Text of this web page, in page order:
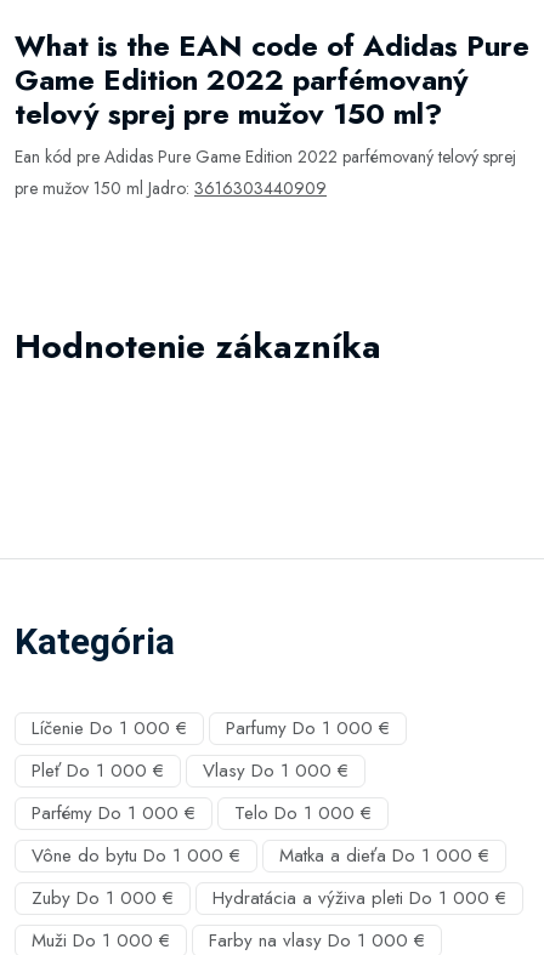
What is the EAN code of Adidas Pure
Game Edition 2022 parfémovaný
telový sprej pre mužov 150 ml?
Ean kód pre Adidas Pure Game Edition 2022 parfémovaný telový sprej
pre mužov 150 ml Jadro: 3616303440909
Hodnotenie zákazníka
Kategória
Líčenie Do 1 000 €
Parfumy Do 1 000 €
Pleť Do 1 000 €
Vlasy Do 1 000 €
Parfémy Do 1 000 €
Telo Do 1 000 €
Vône do bytu Do 1 000 €
Matka a dieťa Do 1 000 €
Zuby Do 1 000 €
Hydratácia a výživa pleti Do 1 000 €
Muži Do 1 000 €
Farby na vlasy Do 1 000 €